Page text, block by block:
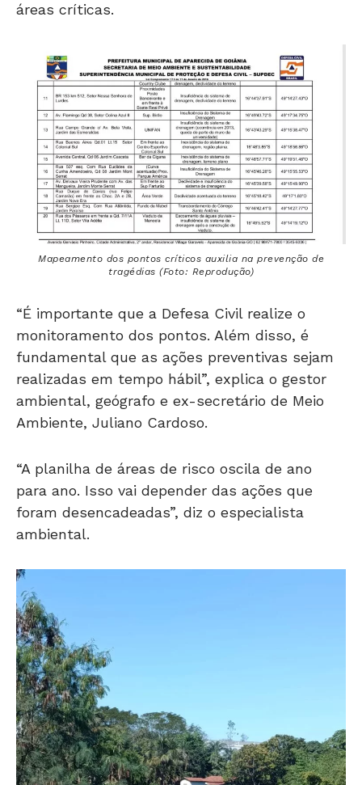
áreas críticas.
Mapeamento dos pontos críticos auxilia na prevenção de
tragédias (Foto: Reprodução)
“É importante que a Defesa Civil realize o
monitoramento dos pontos. Além disso, é
fundamental que as ações preventivas sejam
realizadas em tempo hábil”, explica o gestor
ambiental, geógrafo e ex-secretário de Meio
Ambiente, Juliano Cardoso.
“A planilha de áreas de risco oscila de ano
para ano. Isso vai depender das ações que
foram desencadeadas”, diz o especialista
ambiental.